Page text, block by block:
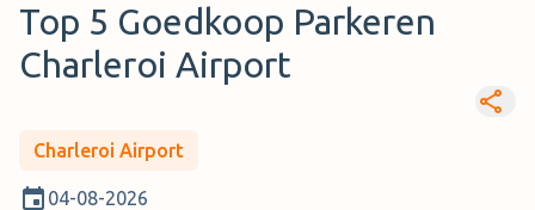
Top 5 Goedkoop Parkeren
Charleroi Airport
Charleroi Airport
04-08-2026